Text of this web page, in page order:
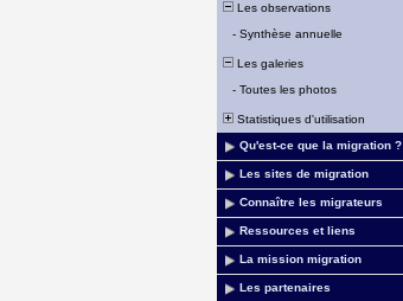
Les observations
- Synthèse annuelle
Les galeries
- Toutes les photos
Statistiques d'utilisation
Qu'est-ce que la migration ?
Les sites de migration
Connaître les migrateurs
Ressources et liens
La mission migration
Les partenaires